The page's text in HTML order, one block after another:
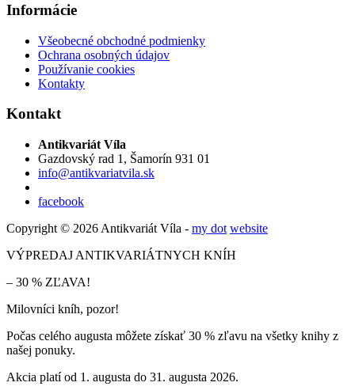
Informácie
Všeobecné obchodné podmienky
Ochrana osobných údajov
Používanie cookies
Kontakty
Kontakt
Antikvariát Víla
Gazdovský rad 1, Šamorín 931 01
info@antikvariatvila.sk
facebook
Copyright © 2026 Antikvariát Víla - my dot website
VÝPREDAJ ANTIKVARIÁTNYCH KNÍH
– 30 % ZĽAVA!
Milovníci kníh, pozor!
Počas celého augusta môžete získať 30 % zľavu na všetky knihy z
našej ponuky.
Akcia platí od 1. augusta do 31. augusta 2026.